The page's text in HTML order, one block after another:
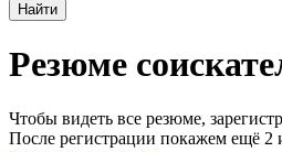
Найти
Резюме
Чтобы видеть все резюме,
После регистрации покажем ещё 2